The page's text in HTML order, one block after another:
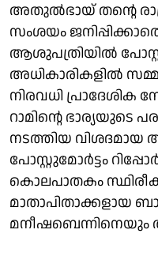
അതുൽഭായ് തന്റെ
സംശയം
ആശുപത്രിയിൽ
അധികാരികളിൽ
നിരവധി പ്രാദേശിക
റാമിന്റെ ഭാര്യയുടെ
നടത്തിയ
പോസ്റ്റുമോർട്ടം
കൊലപാതകം
മാതാപിതാക്കളായ
മനീഷബെന്നിനെയും